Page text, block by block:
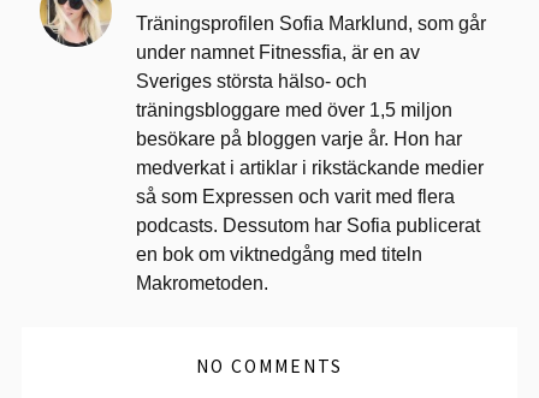
Träningsprofilen Sofia Marklund, som går
under namnet Fitnessfia, är en av
Sveriges största hälso- och
träningsbloggare med över 1,5 miljon
besökare på bloggen varje år. Hon har
medverkat i artiklar i rikstäckande medier
så som Expressen och varit med flera
podcasts. Dessutom har Sofia publicerat
en bok om viktnedgång med titeln
Makrometoden.
NO COMMENTS